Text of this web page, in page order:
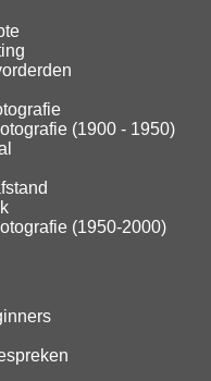
(1900 - 1950)
(1950-2000)